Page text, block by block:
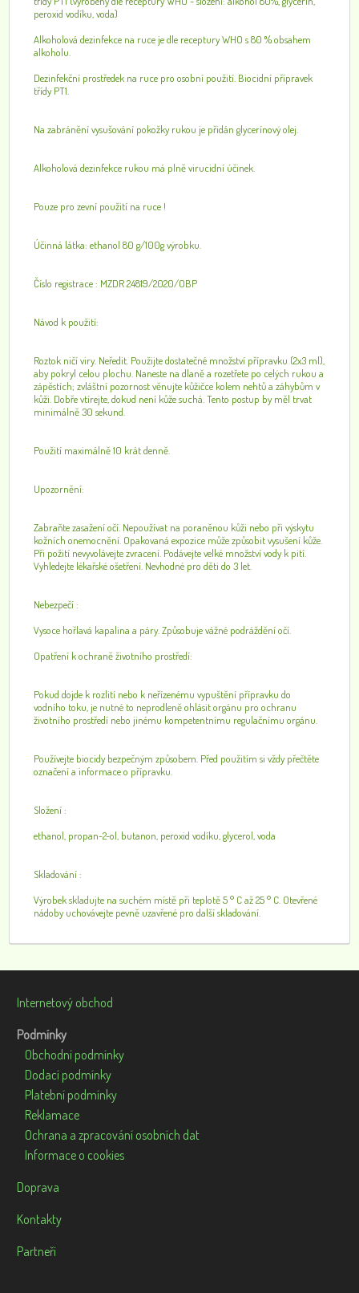
peroxid vodíku, voda)
Alkoholová dezinfekce na ruce je dle receptury WHO s 80 % obsahem
alkoholu.
Dezinfekční prostředek na ruce pro osobní použití. Biocidní přípravek
třídy PT1.
Na zabránění vysušování pokožky rukou je přidán glycerínový olej.
Alkoholová dezinfekce rukou má plně virucidní účinek.
Pouze pro zevní použití na ruce !
Účinná látka: ethanol 80 g/100g výrobku.
Číslo registrace : MZDR 24819/2020/OBP
Návod k použití:
Roztok ničí viry. Neředit. Použijte dostatečné množství přípravku (2x3 ml),
aby pokryl celou plochu. Naneste na dlaně a rozetřete po celých rukou a
zápěstích; zvláštní pozornost věnujte kůžičce kolem nehtů a záhybům v
kůži. Dobře vtírejte, dokud není kůže suchá. Tento postup by měl trvat
minimálně 30 sekund.
Použití maximálně 10 krát denně.
Upozornění:
Zabraňte zasažení očí. Nepoužívat na poraněnou kůži nebo při výskytu
kožních onemocnění. Opakovaná expozice může způsobit vysušení kůže.
Při požití nevyvolávejte zvracení. Podávejte velké množství vody k pití.
Vyhledejte lékařské ošetření. Nevhodné pro děti do 3 let.
Nebezpečí :
Vysoce hořlavá kapalina a páry. Způsobuje vážné podráždění očí.
Opatření k ochraně životního prostředí:
Pokud dojde k rozlití nebo k neřízenému vypuštění přípravku do
vodního toku, je nutné to neprodleně ohlásit orgánu pro ochranu
životního prostředí nebo jinému kompetentnímu regulačnímu orgánu.
Používejte biocidy bezpečným způsobem. Před použitím si vždy přečtěte
označení a informace o přípravku.
Složení :
ethanol, propan-2-ol, butanon, peroxid vodíku, glycerol, voda
Skladování :
Výrobek skladujte na suchém místě při teplotě 5 ° C až 25 ° C. Otevřené
nádoby uchovávejte pevně uzavřené pro další skladování.
Internetový obchod
Podmínky
Obchodní podmínky
Dodací podmínky
Platební podmínky
Reklamace
Ochrana a zpracování osobních dat
Informace o cookies
Doprava
Kontakty
Partneři